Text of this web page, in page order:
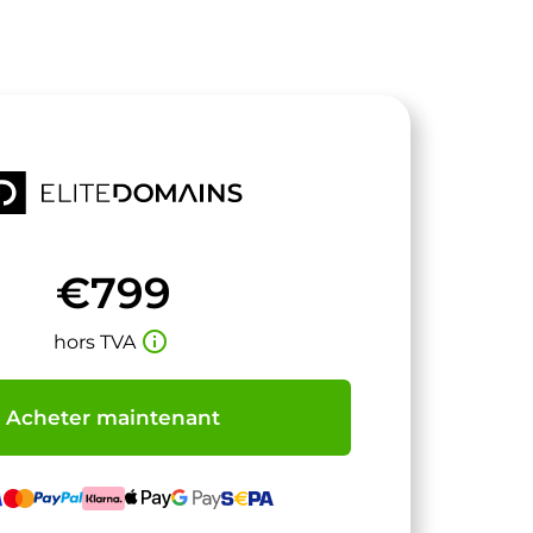
€799
hors TVA info_outline
Acheter maintenant